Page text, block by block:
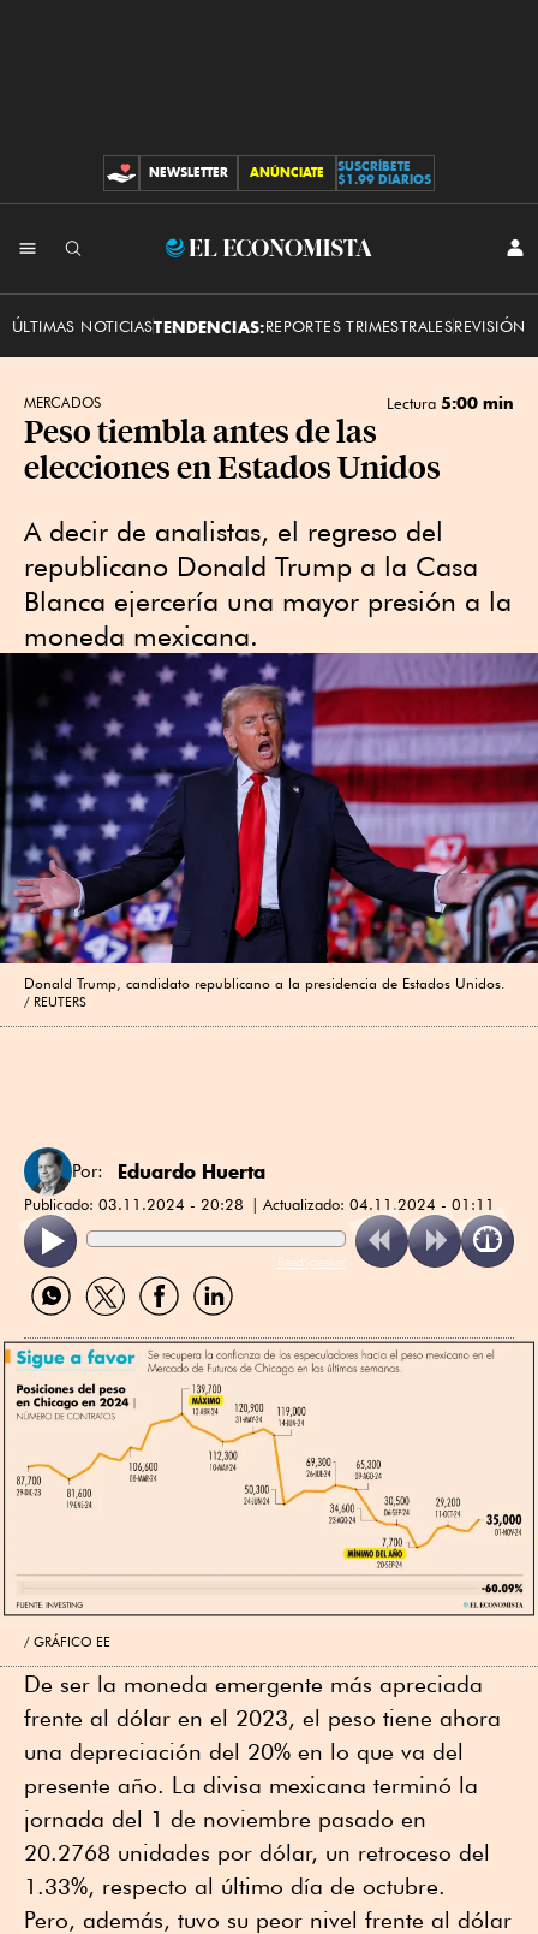
CONTRIBUCIONES
NEWSLETTER ANÚNCIATE
SUSCRÍBETE
$1.99 DIARIOS
El
ÚLTIMAS NOTICIASTENDENCIAS:REPORTES TRIMESTRALESREVISIÓN
MERCADOS Lectura 5:00 min
Peso tiembla antes de las
elecciones en Estados Unidos
A decir de analistas, el regreso del
republicano Donald Trump a la Casa
Blanca ejercería una mayor presión a la
moneda mexicana.
Donald Trump, candidato republicano a la presidencia de Estados Unidos.
REUTERS
Por: Eduardo Huerta
Publicado: 03.11.2024 - 20:28 Actualizado: 04.11.2024 - 01:11
ReadSpeaker
Compartir
por
Compartir
por
Compartir
por
Compartir
por
GRÁFICO EE
De ser la moneda emergente más apreciada
frente al dólar en el 2023, el peso tiene ahora
una depreciación del 20% en lo que va del
presente año. La divisa mexicana terminó la
jornada del 1 de noviembre pasado en
20.2768 unidades por dólar, un retroceso del
1.33%, respecto al último día de octubre.
Pero, además, tuvo su peor nivel frente al dólar